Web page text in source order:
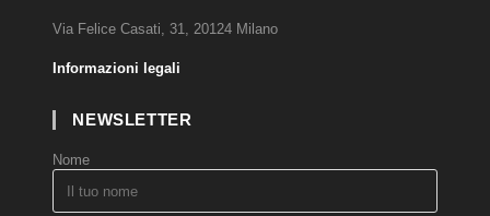
Via Felice Casati, 31, 20124 Milano
Informazioni legali
NEWSLETTER
Nome